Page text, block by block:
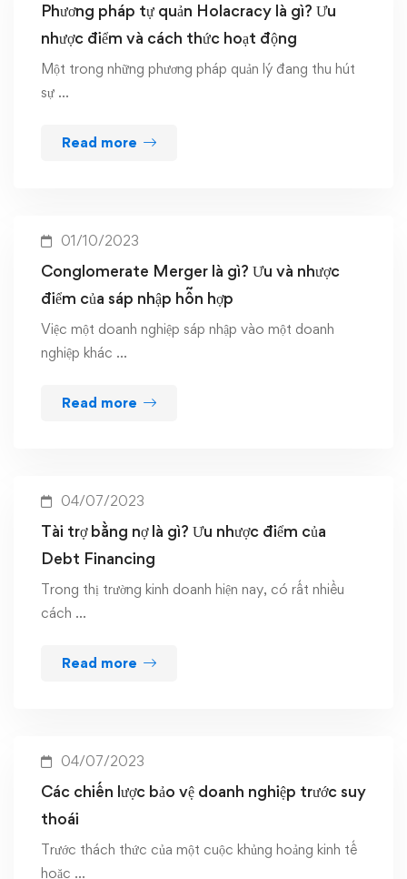
Phương pháp tự quản Holacracy là gì? Ưu
nhược điểm và cách thức hoạt động
Một trong những phương pháp quản lý đang thu hút
sự …
Read more
01/10/2023
Conglomerate Merger là gì? Ưu và nhược
điểm của sáp nhập hỗn hợp
Việc một doanh nghiệp sáp nhập vào một doanh
nghiệp khác …
Read more
04/07/2023
Tài trợ bằng nợ là gì? Ưu nhược điểm của
Debt Financing
Trong thị trường kinh doanh hiện nay, có rất nhiều
cách …
Read more
04/07/2023
Các chiến lược bảo vệ doanh nghiệp trước suy
thoái
Trước thách thức của một cuộc khủng hoảng kinh tế
hoặc …